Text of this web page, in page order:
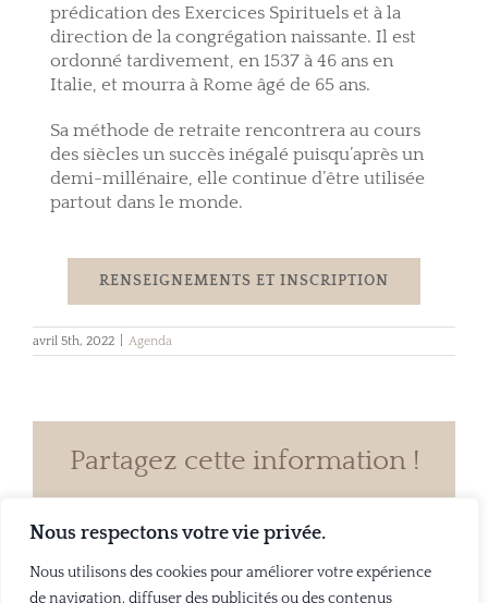
Nous respectons votre vie privée.
Nous utilisons des cookies pour améliorer votre expérience
de navigation, diffuser des publicités ou des contenus
prédication des Exercices Spirituels et à la
direction de la congrégation naissante. Il est
ordonné tardivement, en 1537 à 46 ans en
Italie, et mourra à Rome âgé de 65 ans.
Sa méthode de retraite rencontrera au cours
des siècles un succès inégalé puisqu’après un
demi-millénaire, elle continue d’être utilisée
partout dans le monde.
RENSEIGNEMENTS ET INSCRIPTION
avril 5th, 2022 Agenda
Partagez cette information !
Facebook
X Email